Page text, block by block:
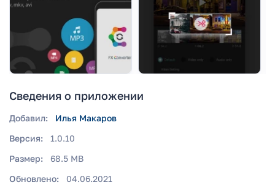
Сведения о приложении
Добавил:
Илья Макаров
Версия:
1.0.10
Размер:
68.5 MB
Обновлено:
04.06.2021